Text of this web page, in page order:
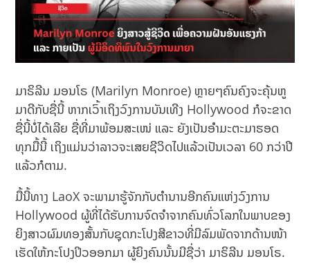
ມາຣິລີນ ມອນໂຣ (Marilyn Monroe) ຫຼາຍໆຄົນຄົງຈະຄຸ້ນຫູ
ມາດີກັບຊື່ນີ້ ຫາກເວົ້າເຖິງວົງການບັນເທີງ Hollywood ກໍຈະຂາດ
ຊື່ນີ້ບໍ່ໄດ້ເລີຍ ຊື່ທີ່ມາພ້ອມສະເໜ່ ແລະ ຍັງເປັນອຳມະຕະມາຮອດ
ທຸກມື້ນີ້ ເຖິງແມ່ນວ່າລາວຈະເສຍຊີວິດໄປແລ້ວເປັນເວລາ 60 ກວ່າປີ
ແລ້ວກໍຕາມ.
ມື້ນີ້ທາງ LaoX ຈະພາມາຮູ້ຈັກກັບຕຳນານອີກຄົນແຫ່ງວົງການ
Hollywood ຜູ້ທີ່ໄດ້ຮັບການຈົດຈຳຈາກຄົນທົ່ວໂລກໃນພາບຂອງ
ຍິງສາວຜົມທອງສັ້ນກັບຊຸດກະໂປງສີຂາວທີ່ມີລົມພັດຈາກດ້ານໜ້າ
ເຮັດໃຫ້ກະໂປງປິວອອກມາ ຜູ້ຍິງຄົນນັ້ນມີຊື່ວ່າ ມາຣິລີນ ມອນໂຣ.